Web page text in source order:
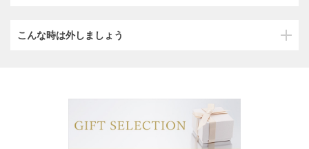
こんな時は外しましょう